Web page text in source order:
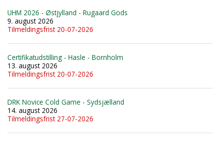
UHM 2026 - Østjylland - Rugaard Gods
9. august 2026
Tilmeldingsfrist 20-07-2026
Certifikatudstilling - Hasle - Bornholm
13. august 2026
Tilmeldingsfrist 20-07-2026
DRK Novice Cold Game - Sydsjælland
14. august 2026
Tilmeldingsfrist 27-07-2026